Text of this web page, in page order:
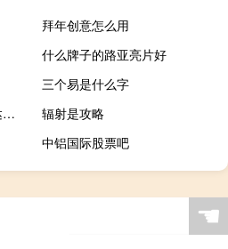
拜年创意怎么用
什么牌子的路亚亮片好
三个易是什么字
鲁达当和尚猜一成语（鲁达当和尚打一成语）
辐射是攻略
中铝国际股票吧
☚